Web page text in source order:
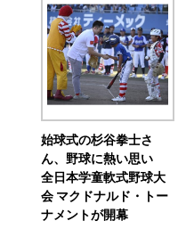
始球式の杉谷拳士さ
ん、野球に熱い思い
全日本学童軟式野球大
会 マクドナルド・トー
ナメントが開幕